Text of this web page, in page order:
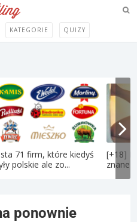
KATEGORIE QUIZY
71 firm, które kiedyś
polskie ale zo...
[+18]
znane
ponownie